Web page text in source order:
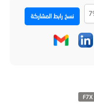
نسخ رابط المشاركة